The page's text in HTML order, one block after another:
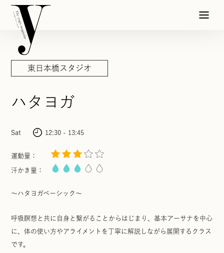
東日本橋スタジオ
ハタヨガ
Sat 12:30 - 13:45
運動量：
汗かき量：
〜ハタヨガベーシック〜
呼吸瞑想と共に自身と繋がることからはじまり、基本アーサナを中心
に、体の使い方やアライメントを丁寧に解説しながら展開するクラス
です。